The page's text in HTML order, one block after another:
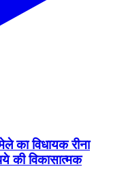
का विधायक रीना
की विकासात्मक